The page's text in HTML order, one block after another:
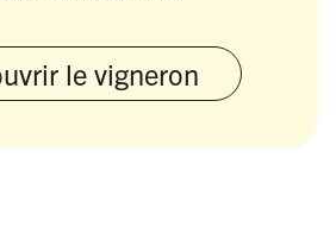
le vigneron